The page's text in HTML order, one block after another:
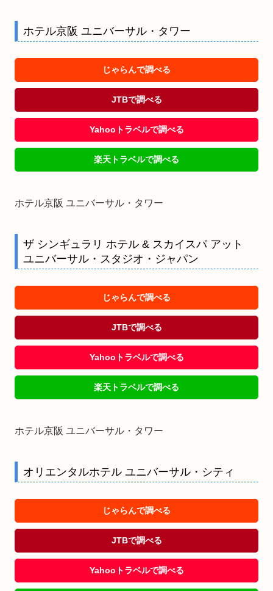
ホテル京阪 ユニバーサル・タワー
じゃらんで調べる
JTBで調べる
Yahooトラベルで調べる
楽天トラベルで調べる
ホテル京阪 ユニバーサル・タワー
ザ シンギュラリ ホテル & スカイスパ アット
ユニバーサル・スタジオ・ジャパン
じゃらんで調べる
JTBで調べる
Yahooトラベルで調べる
楽天トラベルで調べる
ホテル京阪 ユニバーサル・タワー
オリエンタルホテル ユニバーサル・シティ
じゃらんで調べる
JTBで調べる
Yahooトラベルで調べる